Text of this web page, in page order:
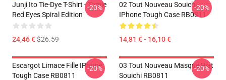
Junji Ito Tie-Dye T-Shirt - Tomie
Red Eyes Spiral Edition
24,46 €$26.59
-20%
02 Tout Nouveau Souichi
IPhone Tough Case RB0811
14,81 € - 16,10 €
-20%
Escargot Limace Fille IPhone
Tough Case RB0811
-20%
03 Tout Nouveau Masque Plat
Souichi RB0811
-20%